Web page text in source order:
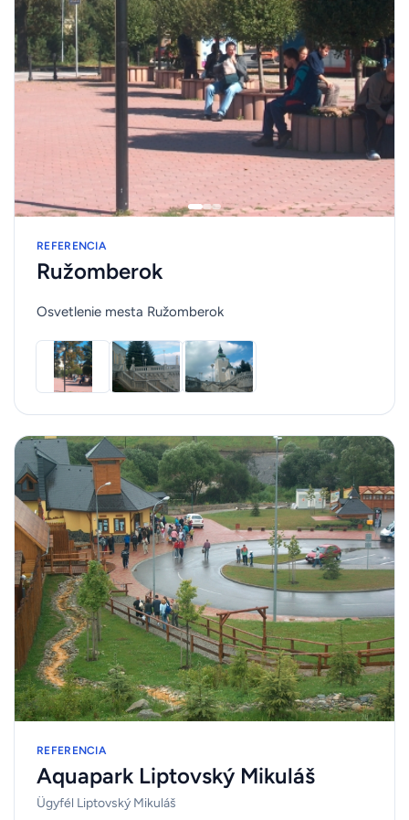
REFERENCIA
Ružomberok
Osvetlenie mesta Ružomberok
REFERENCIA
Aquapark Liptovský Mikuláš
Ügyfél Liptovský Mikuláš